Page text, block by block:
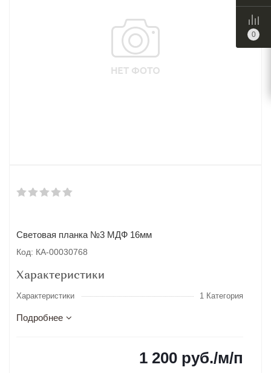
Световая планка №3 МДФ 16мм
Код: КА-00030768
Характеристики
Характеристики 1 Категория
Подробнее
1 200 руб./м/п
0